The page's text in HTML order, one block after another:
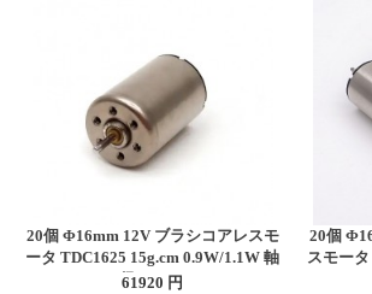
20個 Φ16mm 12V ブラシコアレスモ
ータ TDC1625 15g.cm 0.9W/1.1W 軸
径 1.5mm
61920 円
20個
スモー